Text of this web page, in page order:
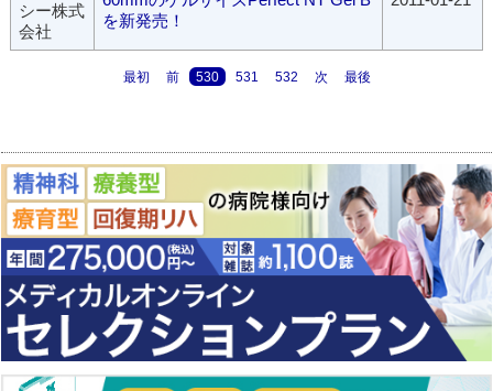
シー株式
会社
を新発売！
最初 前 530 531 532 次 最後